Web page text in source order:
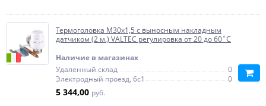
Термоголовка М30х1,5 с выносным накладным
датчиком (2 м.) VALTEC регулировка от 20 до 60˚C
Наличие в магазинах
Удаленный склад
0
Электродный проезд, 6с1
0
5 344,00 руб.